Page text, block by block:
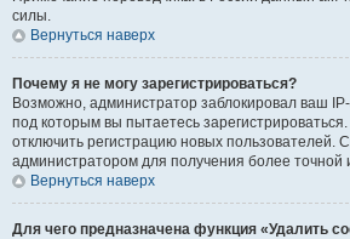
силы.
Вернуться наверх
Почему я не могу зарегистрироваться?
Возможно, администратор заблокировал ваш
под которым вы пытаетесь
отключить регистрацию новых пользователей.
администратором для получения более
Вернуться наверх
Для чего предназначена функция «Удалить